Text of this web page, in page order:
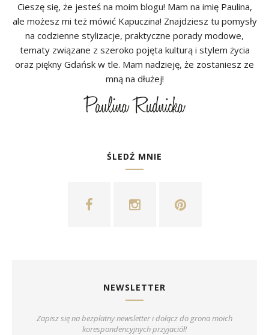
Cieszę się, że jesteś na moim blogu! Mam na imię Paulina,
ale możesz mi też mówić Kapuczina! Znajdziesz tu pomysły
na codzienne stylizacje, praktyczne porady modowe,
tematy związane z szeroko pojęta kulturą i stylem życia
oraz piękny Gdańsk w tle. Mam nadzieję, że zostaniesz ze
mną na dłużej!
ŚLEDŹ MNIE
NEWSLETTER
Zapisz się na bezpłatny newsletter i dołącz do grona moich
korespondencyjnych przyjaciół!